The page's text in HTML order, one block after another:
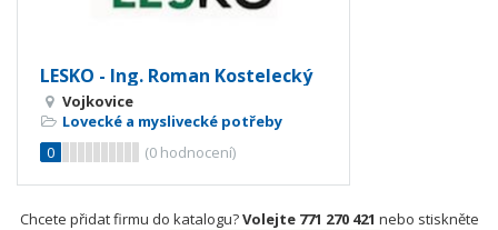
LESKO - Ing. Roman Kostelecký
Vojkovice
Lovecké a myslivecké potřeby
0
(0 hodnocení)
Chcete přidat firmu do katalogu?Volejte 771 270 421 nebo stiskněte